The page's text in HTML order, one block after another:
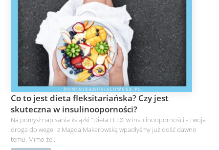
Co to jest dieta fleksitariańska? Czy jest
skuteczna w insulinooporności?
Na pomysł napisania książki "Dieta FLEXI w insulinooporności - Twoja
droga do wege" z Magdą Makarowską wpadłyśmy już dość dawno
temu. Mimo że...